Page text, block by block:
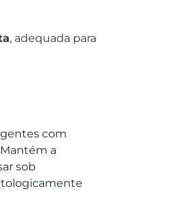
, adequada para
com
a
sob